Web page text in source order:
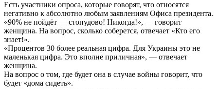
Есть участники опроса, которые говорят, что относятся
негативно к абсолютно любым заявлениям Офиса президента.
«90% не пойдёт — стопудово! Никогда!», — говорит
женщина. На вопрос, сколько соберется, отвечает «Кто его
знает!».
«Процентов 30 более реальная цифра. Для Украины это не
маленькая цифра. Это вполне приличная», — отвечает
женщина.
На вопрос о том, где будет она в случае войны говорит, что
будет «дома сидеть».